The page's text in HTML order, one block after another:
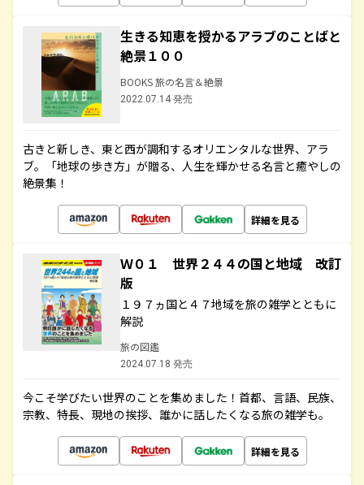
生きる知恵を授かるアラブのことばと
絶景１００
BOOKS 旅の名言＆絶景
2022.07.14 発売
古きと新しき、東と西が調和するオリエンタルな世界、アラ
ブ。「地球の歩き方」が贈る、人生を輝かせる名言と癒やしの
絶景集！
詳細を見る
Ｗ０１ 世界２４４の国と地域 改訂
版
１９７ヵ国と４７地域を旅の雑学とともに
解説
旅の図鑑
2024.07.18 発売
今こそ学びたい世界のことを集めました！首都、言語、民族、
宗教、特長、現地の挨拶、誰かに話したくなる旅の雑学も。
詳細を見る